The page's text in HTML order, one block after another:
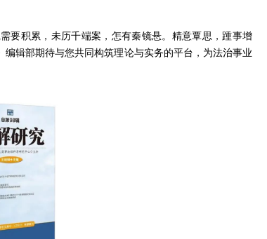
要积累，未历千端案，怎有秦镜悬。精意覃思，踵事增
辑部期待与您共同构筑理论与实务的平台，为法治事业